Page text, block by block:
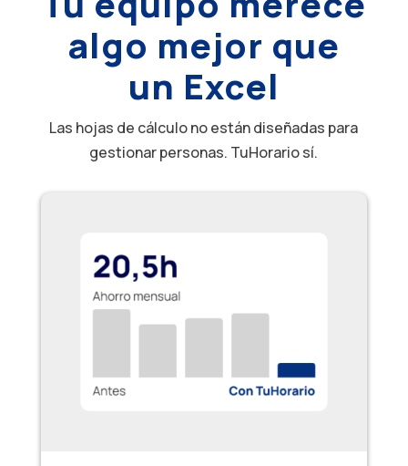
algo mejor que
un Excel
Las hojas de cálculo no están diseñadas para
gestionar personas. TuHorario sí.